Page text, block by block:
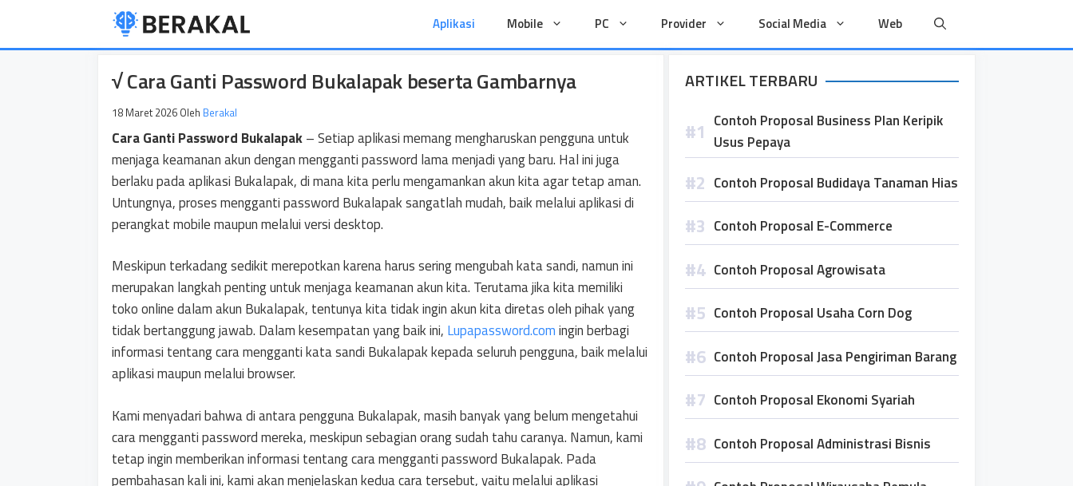
isi
Aplikasi Mobile PC Provider Social Media Web
√ Cara Ganti Password Bukalapak beserta Gambarnya
18 Maret 2026 Oleh Berakal
Cara Ganti Password Bukalapak– Setiap aplikasi memang mengharuskan pengguna untuk
menjaga keamanan akun dengan mengganti password lama menjadi yang baru. Hal ini juga
berlaku pada aplikasi Bukalapak, di mana kita perlu mengamankan akun kita agar tetap aman.
Untungnya, proses mengganti password Bukalapak sangatlah mudah, baik melalui aplikasi di
perangkat mobile maupun melalui versi desktop.
Meskipun terkadang sedikit merepotkan karena harus sering mengubah kata sandi, namun ini
merupakan langkah penting untuk menjaga keamanan akun kita. Terutama jika kita memiliki
toko online dalam akun Bukalapak, tentunya kita tidak ingin akun kita diretas oleh pihak yang
tidak bertanggung jawab. Dalam kesempatan yang baik ini, Lupapassword.comingin berbagi
informasi tentang cara mengganti kata sandi Bukalapak kepada seluruh pengguna, baik melalui
aplikasi maupun melalui browser.
Kami menyadari bahwa di antara pengguna Bukalapak, masih banyak yang belum mengetahui
cara mengganti password mereka, meskipun sebagian orang sudah tahu caranya. Namun, kami
tetap ingin memberikan informasi tentang cara mengganti password Bukalapak. Pada
pembahasan kali ini, kami akan menjelaskan kedua cara tersebut, yaitu melalui aplikasi
ARTIKEL TERBARU
Contoh Proposal Business Plan Keripik
Usus Pepaya
Contoh Proposal Budidaya Tanaman Hias
Contoh Proposal E-Commerce
Contoh Proposal Agrowisata
Contoh Proposal Usaha Corn Dog
Contoh Proposal Jasa Pengiriman Barang
Contoh Proposal Ekonomi Syariah
Contoh Proposal Administrasi Bisnis